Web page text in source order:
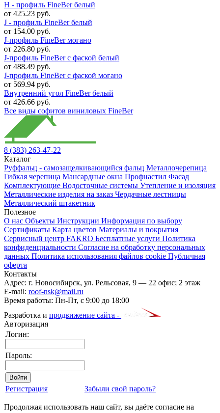
H - профиль FineBer белый
от 425.23 руб.
J - профиль FineBer белый
от 154.00 руб.
J-профиль FineBer могано
от 226.80 руб.
J-профиль FineBer с фаской белый
от 488.49 руб.
J-профиль FineBer с фаской могано
от 569.94 руб.
Внутренний угол FineBer белый
от 426.66 руб.
Все виды cофитов виниловых FineBer
8 (383) 263-47-22
Каталог
Руффальц - самозащелкивающийся фальц Металлочерепица
Гибкая черепица Мансардные окна Профнастил Фасад
Комплектующие Водосточные системы Утепление и изоляция
Металлические изделия на заказ Чердачные лестницы
Металлический штакетник
Полезное
О нас Объекты Инструкции Информация по выбору
Сертификаты Карта цветов Материалы и покрытия
Сервисный центр FAKRO Бесплатные услуги Политика
конфиденциальности Согласие на обработку персональных
данных Политика использования файлов cookie Публичная
оферта
Контакты
Адрес: г. Новосибирск, ул. Рельсовая, 9 — 22 офис; 2 этаж
E-mail: roof-nsk@mail.ru
Время работы: Пн-Пт, с 9:00 до 18:00
Разработка и продвижение сайта -
Авторизация
Логин:
Пароль:
Регистрация Забыли свой пароль?
Продолжая использовать наш сайт, вы даёте согласие на